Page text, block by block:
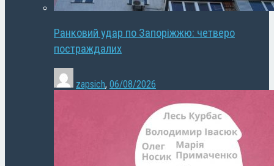
Ранковий удар по Запоріжжю: четверо
постраждалих
zapsich, 06/08/2026